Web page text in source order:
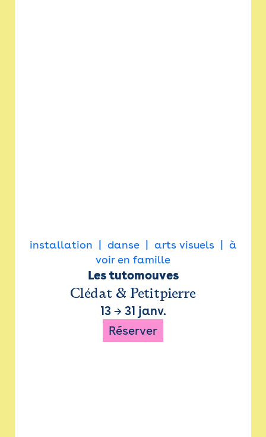
installation danse arts visuels
à
voir en famille
Les tutomouves
Clédat & Petitpierre
13→ 31 janv.
Réserver